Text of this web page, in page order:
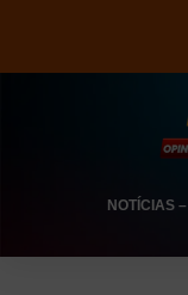
NOTÍCIAS–